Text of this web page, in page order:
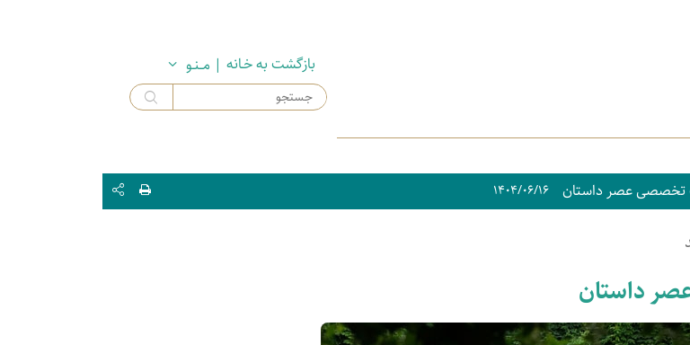
بازگشت به خـانه | مــنـو
تخصصی عصر داستان ۱۴۰۴/۰۶/۱۶
داستان